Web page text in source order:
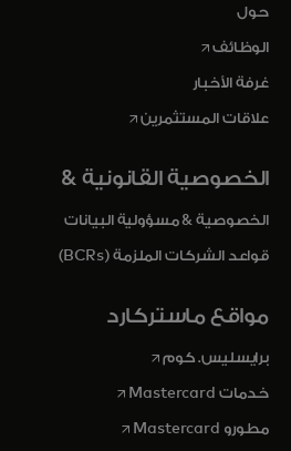
حول
الوظائفopens in a new tab
غرفة الأخبار
علاقات المستثمرينopens in a new tab
الخصوصية القانونية &
الخصوصية & مسؤولية البيانات
قواعد الشركات الملزمة (BCRs)
مواقع ماستركارد
برايسليس. كومopens in a new tab
خدمات Mastercard opens in a new tab
مطورو Mastercard opens in a new tab